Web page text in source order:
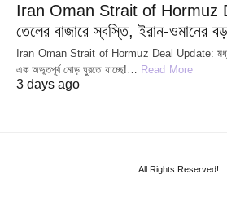
Iran Oman Strait of Hormuz
তেলের বাজারে স্বস্তি, ইরান-ওমানের
Iran Oman Strait of Hormuz Deal Update:
এক অভূতপূর্ব মোড় ঘুরতে যাচ্ছে!… Read More
3 days ago
All Rights Reserved!